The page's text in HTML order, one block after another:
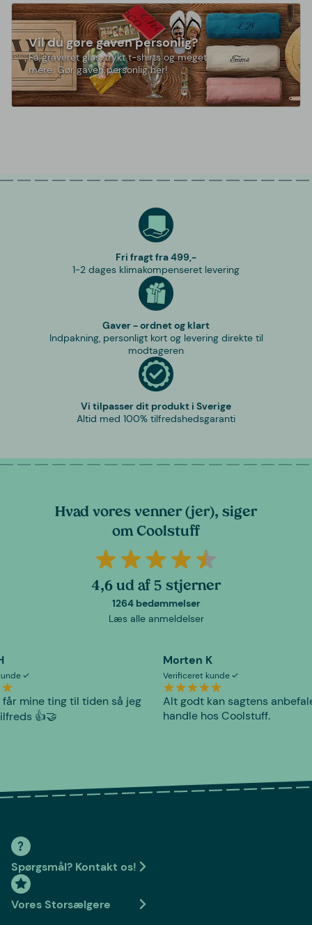
Vil du gøre gaven personlig?
Få graveret glas, trykt t-shirts og meget
mere. Gør gaven personlig her!
Fri fragt fra 499,-
1-2 dages klimakompenseret levering
Gaver - ordnet og klart
Indpakning, personligt kort og levering direkte til
modtageren
Vi tilpasser dit produkt i Sverige
Altid med 100% tilfredshedsgaranti
Hvad vores venner (jer), siger
om Coolstuff
4,6 ud af 5 stjerner
1264 bedømmelser
Læs alle anmeldelser
får mine ting til tiden så jeg
👍🤝
Morten K
Verificeret kunde
Alt godt kan sagtens
handle hos Coolstuff.
Spørgsmål? Kontakt os!
Vores Storsælgere